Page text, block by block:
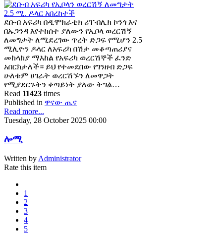
ደቡብ አፍሪካ በዲሞክራቲክ ሪፐብሊክ ኮንጎ እና
በኡጋንዳ እየተከሰተ ያለውን የኢቦላ ወረርሽኝ
ለመግታት ለሚደረገው ጥረት ድጋፍ የሚሆን 2.5
ሚሊዮን ዶላር ለአፍሪካ በሽታ መቆጣጠሪያና
መከላከያ ማእከል የአፍሪካ ወረርሽኞች ፈንድ
አበርክታለች። ይህ የተመደበው የገንዘብ ድጋፍ
ሁለቱም ሀገራት ወረርሽኙን ለመዋጋት
የሚያደርጉትን ቀጣይነት ያለው ትግል…
Read 11423 times
Published in ዋናው ጤና
Read more...
Tuesday, 28 October 2025 00:00
ሎሚ
Written by Administrator
Rate this item
1
2
3
4
5